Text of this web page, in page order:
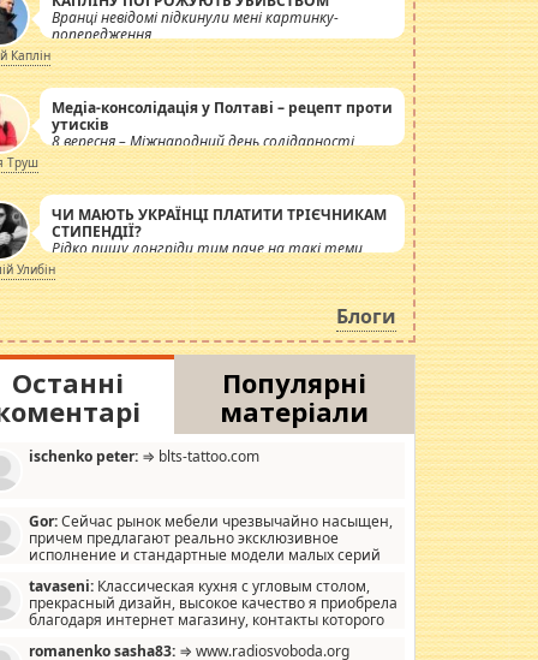
Вранці невідомі підкинули мені картинку-
попередження
Каплін
Медіа-консолідація у Полтаві – рецепт проти
утисків
8 вересня – Міжнародний день солідарності
журналістів.
Труш
ЧИ МАЮТЬ УКРАЇНЦІ ПЛАТИТИ ТРІЄЧНИКАМ
СТИПЕНДІЇ?
Рідко пишу лонгріди тим паче на такі теми,
але вже просто дістало! Обурюють сьогоднішні
інсенуації навколо стипендіального питання.
Штучно роздувається ще одна соціальна
катастрофа.
Улибін
Блоги
Останні
Популярні
матеріали
ischenko peter: ⇒ blts-tattoo.com
Gor:Сейчас рынок мебели чрезвычайно насыщен,
причем предлагают реально эксклюзивное
исполнение и стандартные модели малых серий
мало походит на стандартные формы, в MebelOk,
и что главное - со вкусом все в порядке,
ненужных наворотов удорожающих мебель, а это не
tavaseni: Классическая кухня с угловым столом,
прекрасный дизайн, высокое качество я приобрела
благодаря интернет магазину, контакты которого
romanenko sasha83: ⇒ www.radiosvoboda.org